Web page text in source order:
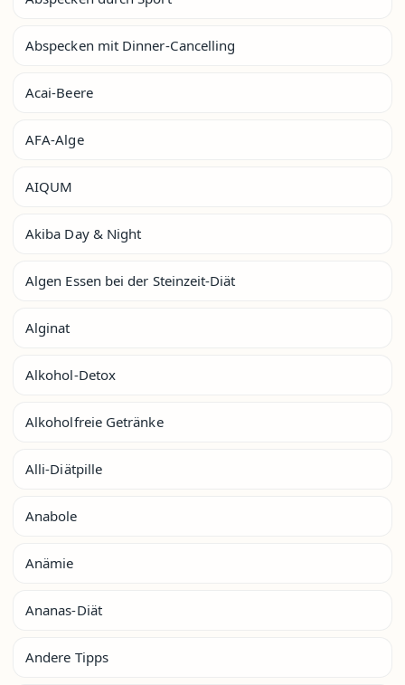
Abspecken mit Dinner-Cancelling
Acai-Beere
AFA-Alge
AIQUM
Akiba Day & Night
Algen Essen bei der Steinzeit-Diät
Alginat
Alkohol-Detox
Alkoholfreie Getränke
Alli-Diätpille
Anabole
Anämie
Ananas-Diät
Andere Tipps